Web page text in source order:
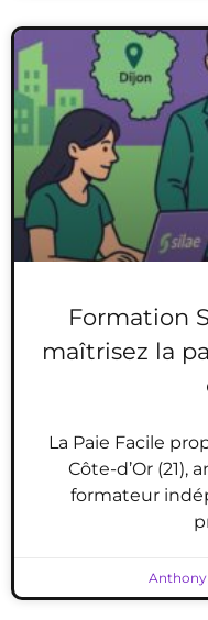
Formation
maîtrisez la
La Paie Facile
Côte-d’Or (21),
formateur
Anthony